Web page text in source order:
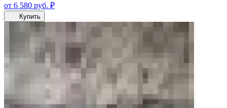
от 6 580 руб. ₽
Купить